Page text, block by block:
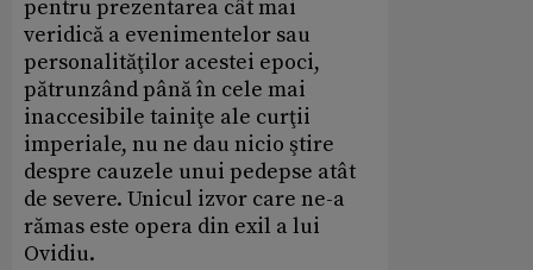
pentru prezentarea cât mai
veridică a evenimentelor sau
personalităţilor acestei epoci,
pătrunzând până în cele mai
inaccesibile tainiţe ale curţii
imperiale, nu ne dau nicio ştire
despre cauzele unui pedepse atât
de severe. Unicul izvor care ne-a
rămas este opera din exil a lui
Ovidiu.